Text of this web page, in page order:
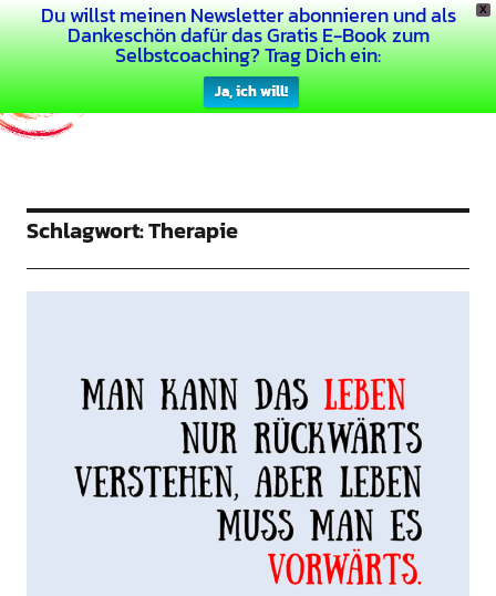
X
Du willst meinen Newsletter abonnieren und als
Dankeschön dafür das Gratis E-Book zum
Selbstcoaching? Trag Dich ein:
Ja, ich will!
Dein Buntes Leben
Schlagwort:Therapie